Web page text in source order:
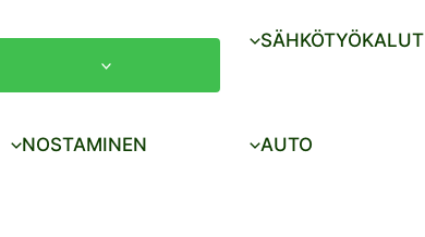
NOSTAMINEN
SÄHKÖTYÖKALUT
AUTO